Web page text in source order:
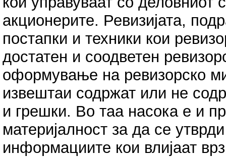
акционерите. Ревизијата,
постапки и техники кои
достатен и соодветен
оформување на ревизорско
извештаи содржат или не
и грешки. Во таа насока е и
материјалност за да се
информациите кои влијаат